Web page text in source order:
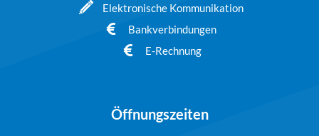
Elektronische Kommunikation
Bankverbindungen
E-Rechnung
Öffnungszeiten